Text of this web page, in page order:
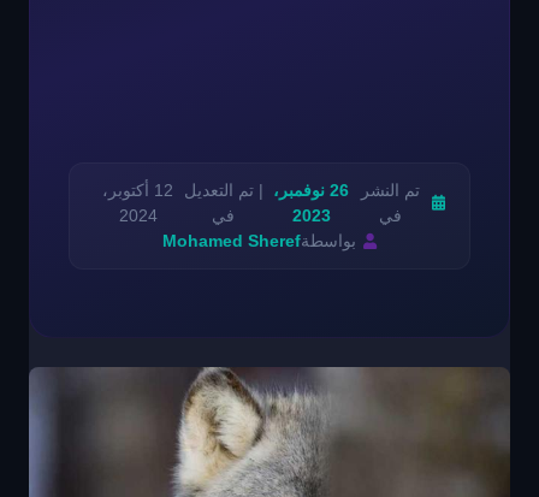
تم النشر
في
26 نوفمبر،
2023
| تم التعديل
في
12 أكتوبر،
2024
بواسطةMohamed Sheref